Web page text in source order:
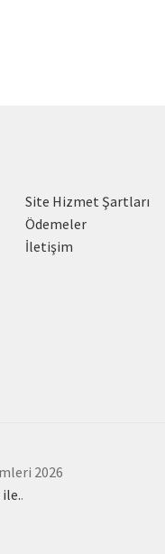
Site Hizmet Şartları
Ödemeler
İletişim
2026
.